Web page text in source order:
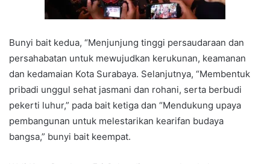
Bunyi bait kedua, “Menjunjung tinggi persaudaraan dan
persahabatan untuk mewujudkan kerukunan, keamanan
dan kedamaian Kota Surabaya. Selanjutnya, “Membentuk
pribadi unggul sehat jasmani dan rohani, serta berbudi
pekerti luhur,” pada bait ketiga dan “Mendukung upaya
pembangunan untuk melestarikan kearifan budaya
bangsa,” bunyi bait keempat.